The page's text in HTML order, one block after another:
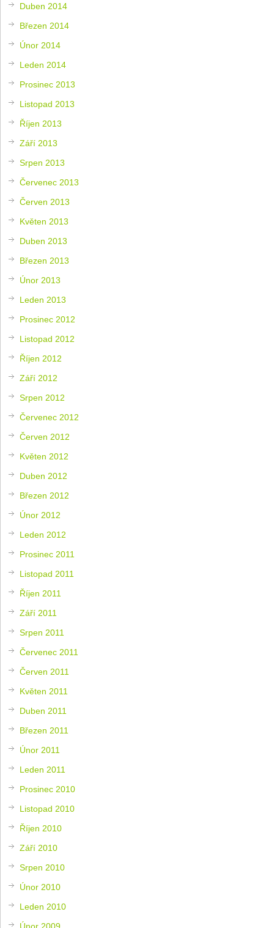
Duben 2014
Březen 2014
Únor 2014
Leden 2014
Prosinec 2013
Listopad 2013
Říjen 2013
Září 2013
Srpen 2013
Červenec 2013
Červen 2013
Květen 2013
Duben 2013
Březen 2013
Únor 2013
Leden 2013
Prosinec 2012
Listopad 2012
Říjen 2012
Září 2012
Srpen 2012
Červenec 2012
Červen 2012
Květen 2012
Duben 2012
Březen 2012
Únor 2012
Leden 2012
Prosinec 2011
Listopad 2011
Říjen 2011
Září 2011
Srpen 2011
Červenec 2011
Červen 2011
Květen 2011
Duben 2011
Březen 2011
Únor 2011
Leden 2011
Prosinec 2010
Listopad 2010
Říjen 2010
Září 2010
Srpen 2010
Únor 2010
Leden 2010